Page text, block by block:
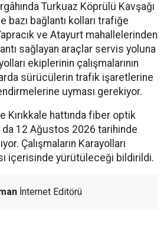
Turkuaz Köprülü Kavşağı
bazı bağlantı kolları trafiğe
ve Atayurt mahallelerinden
sağlayan araçlar servis yoluna
ekiplerinin çalışmalarının
sürücülerin trafik işaretlerine
uyması gerekiyor.
Kırıkkale hattında fiber optik
da 12 Ağustos 2026 tarihinde
Çalışmaların Karayolları
içerisinde yürütüleceği bildirildi.
İnternet Editörü